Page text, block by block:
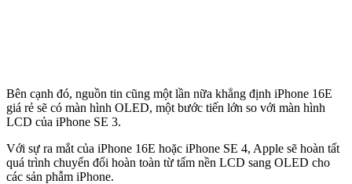
Bên cạnh đó, nguồn tin cũng một lần nữa khẳng định iPhone 16E
giá rẻ sẽ có màn hình OLED, một bước tiến lớn so với màn hình
LCD của iPhone SE 3.
Với sự ra mắt của iPhone 16E hoặc iPhone SE 4, Apple sẽ hoàn tất
quá trình chuyển đổi hoàn toàn từ tấm nền LCD sang OLED cho
các sản phẫm iPhone.